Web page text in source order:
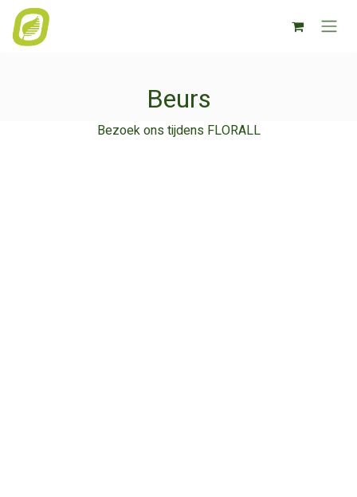
Overslaan naar inhoud
Beurs
Bezoek ons tijdens FLORALL